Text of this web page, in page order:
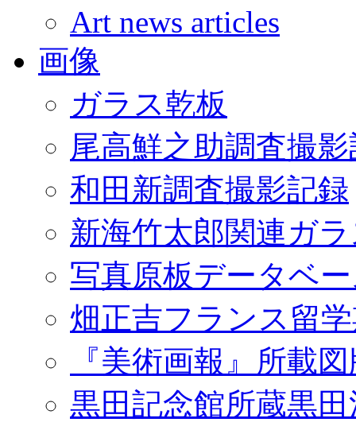
Art news articles
画像
ガラス乾板
尾高鮮之助調査撮
和田新調査撮影記録
新海竹太郎関連ガ
写真原板データベ
畑正吉フランス留
『美術画報』所載
黒田記念館所蔵黒